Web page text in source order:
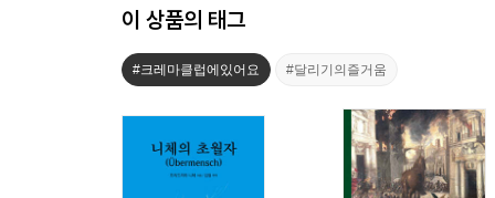
이 상품의 태그
#크레마클럽에있어요 #달리기의즐거움